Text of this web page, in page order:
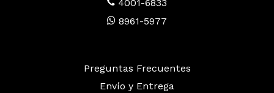
4001-6833
8961-5977
Preguntas Frecuentes
Envío y Entrega